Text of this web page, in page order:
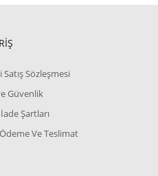
Satış Sözleşmesi
Güvenlik
Şartları
Ve Teslimat